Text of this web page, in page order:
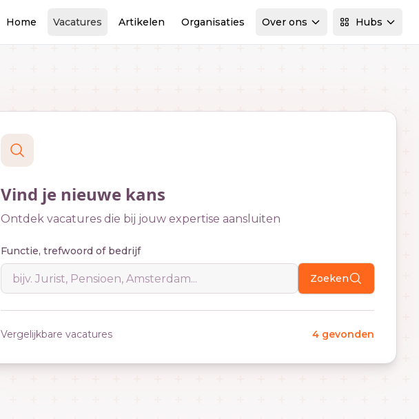
Home Vacatures Artikelen Organisaties Over ons Hubs
Vind je nieuwe kans
Ontdek vacatures die bij jouw expertise aansluiten
Functie, trefwoord of bedrijf
Zoeken
Vergelijkbare vacatures 4 gevonden